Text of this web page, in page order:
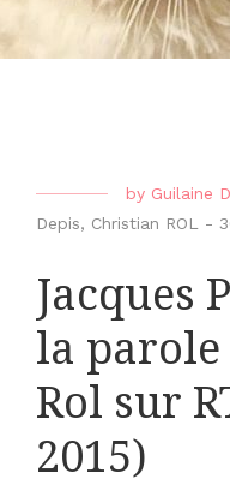
by Guilaine
Depis, Christian ROL -
Jacques
la
Rol sur
2015)